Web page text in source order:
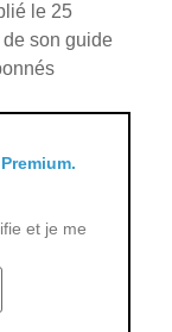
le 25
son guide
et je me